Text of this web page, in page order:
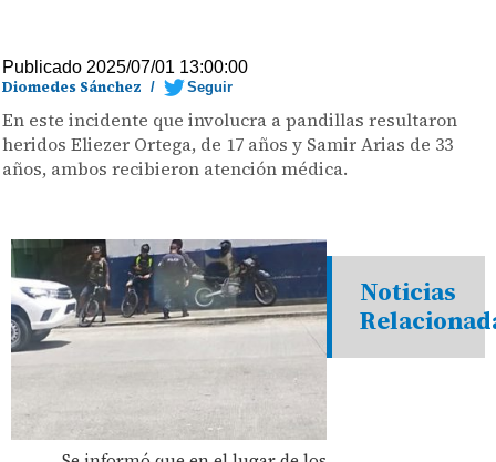
Publicado 2025/07/01 13:00:00
Diomedes Sánchez / Seguir
En este incidente que involucra a pandillas resultaron
heridos Eliezer Ortega, de 17 años y Samir Arias de 33
años, ambos recibieron atención médica.
Noticias